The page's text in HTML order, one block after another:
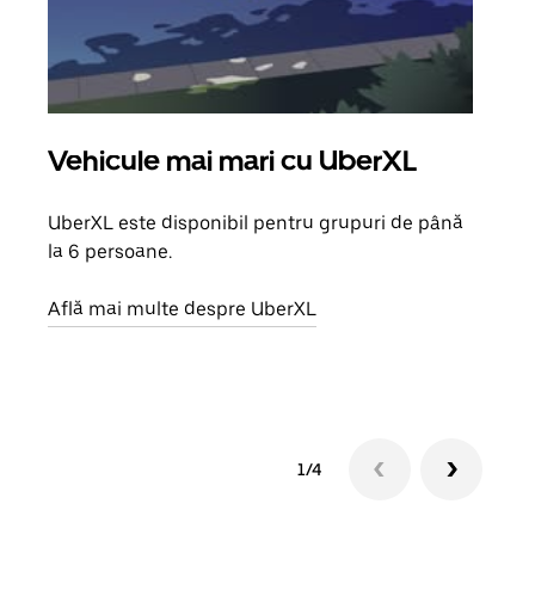
Vehicule mai mari cu UberXL
UberXL este disponibil pentru grupuri de până
la 6 persoane.
Află mai multe despre UberXL
1/4